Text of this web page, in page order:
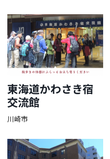
東海道かわさき宿
交流館
川崎市